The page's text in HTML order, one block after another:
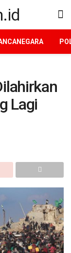
Lagi